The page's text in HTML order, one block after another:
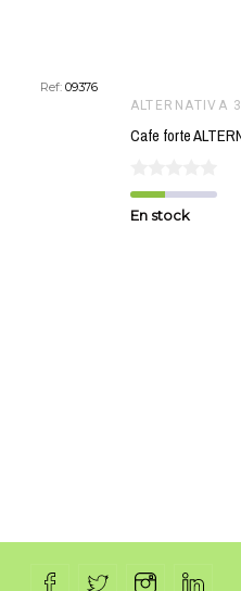
Ref: 09376
ALTERNATIVA 3
En stock